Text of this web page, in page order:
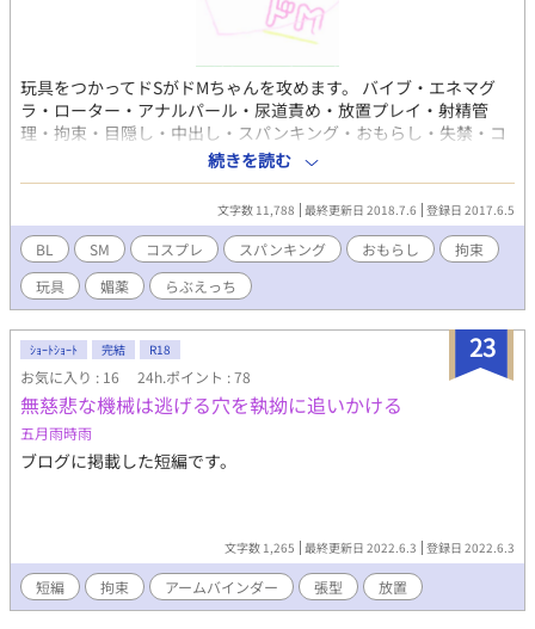
玩具をつかってドSがドMちゃんを攻めます。 バイブ・エネマグ
ラ・ローター・アナルパール・尿道責め・放置プレイ・射精管
理・拘束・目隠し・中出し・スパンキング・おもらし・失禁・コ
スプレ・S字結腸・フェラ・イマラチオなどです。 2人は両思いで
す。 ￣￣￣￣￣￣￣￣
続きを読む
文字数 11,788 最終更新日 2018.7.6 登録日 2017.6.5
BL SM コスプレ スパンキング おもらし
拘束
玩具
媚薬 らぶえっち
23
ｼｮｰﾄｼｮｰﾄ 完結 R18
お気に入り : 16 24h.ポイント : 78
無慈悲な機械は逃げる穴を執拗に追いかける
五月雨時雨
ブログに掲載した短編です。
文字数 1,265 最終更新日 2022.6.3 登録日 2022.6.3
短編 拘束 アームバインダー 張型 放置